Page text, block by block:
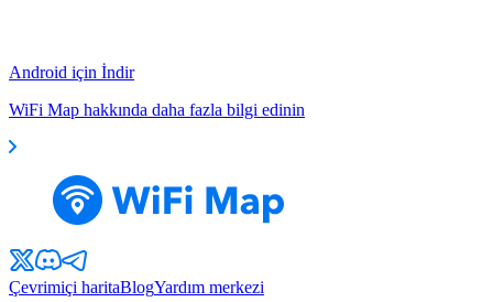
Android için İndir
WiFi Map hakkında daha fazla bilgi edinin
Çevrimiçi haritaBlogYardım merkezi